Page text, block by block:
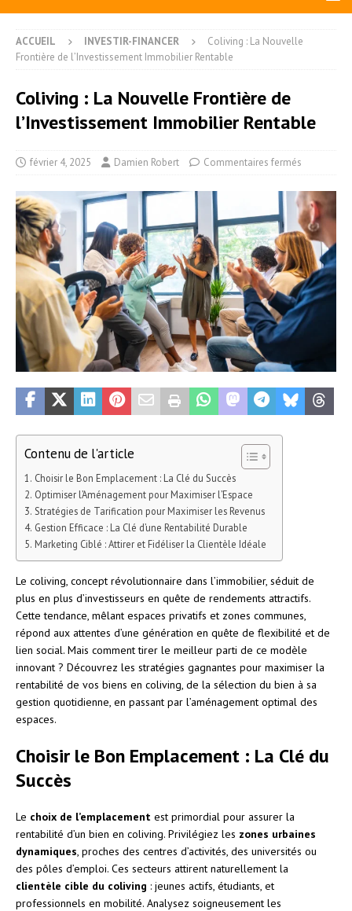
ACCUEIL INVESTIR-FINANCER
Coliving : La Nouvelle
Frontière de l’Investissement Immobilier Rentable
Coliving : La Nouvelle Frontière de
l’Investissement Immobilier Rentable
février 4, 2025 Damien Robert Commentaires fermés
Contenu de l'article
Choisir le Bon Emplacement : La Clé du Succès
Optimiser l’Aménagement pour Maximiser l’Espace
Stratégies de Tarification pour Maximiser les Revenus
Gestion Efficace : La Clé d’une Rentabilité Durable
Marketing Ciblé : Attirer et Fidéliser la Clientèle Idéale
Le coliving, concept révolutionnaire dans l’immobilier, séduit de
plus en plus d’investisseurs en quête de rendements attractifs.
Cette tendance, mêlant espaces privatifs et zones communes,
répond aux attentes d’une génération en quête de flexibilité et de
lien social. Mais comment tirer le meilleur parti de ce modèle
innovant ? Découvrez les stratégies gagnantes pour maximiser la
rentabilité de vos biens en coliving, de la sélection du bien à sa
gestion quotidienne, en passant par l’aménagement optimal des
espaces.
Choisir le Bon Emplacement : La Clé du
Succès
Le choix de l’emplacement est primordial pour assurer la
rentabilité d’un bien en coliving. Privilégiez les zones urbaines
dynamiques , proches des centres d’activités, des universités ou
des pôles d’emploi. Ces secteurs attirent naturellement la
clientèle cible du coliving : jeunes actifs, étudiants, et
professionnels en mobilité. Analysez soigneusement les